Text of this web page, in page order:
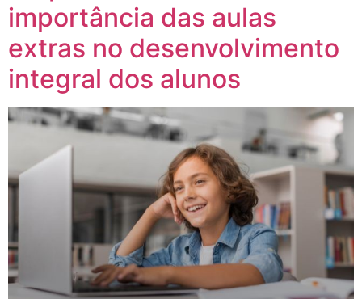
importância das aulas
extras no desenvolvimento
integral dos alunos